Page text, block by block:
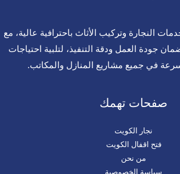
النجارة وتركيب الأثاث باحترافية عالية، مع
جودة العمل ودقة التنفيذ، لتلبية احتياجات
في جميع مشاريع المنازل والمكاتب.
صفحات تهمك
نجار الكويت
فتح اقفال الكويت
من نحن
سياسة الخصوصية